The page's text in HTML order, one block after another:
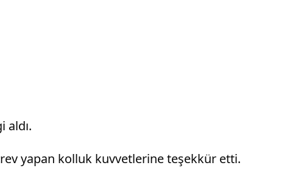
aldı.
yapan kolluk kuvvetlerine teşekkür etti.